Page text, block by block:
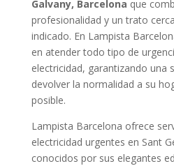
Galvany, Barcelona que
profesionalidad y un trato
indicado. En Lampista
en atender todo tipo de
electricidad, garantizando una
devolver la normalidad a su
posible.
Lampista Barcelona ofrece
electricidad urgentes en Sant
conocidos por sus elegantes